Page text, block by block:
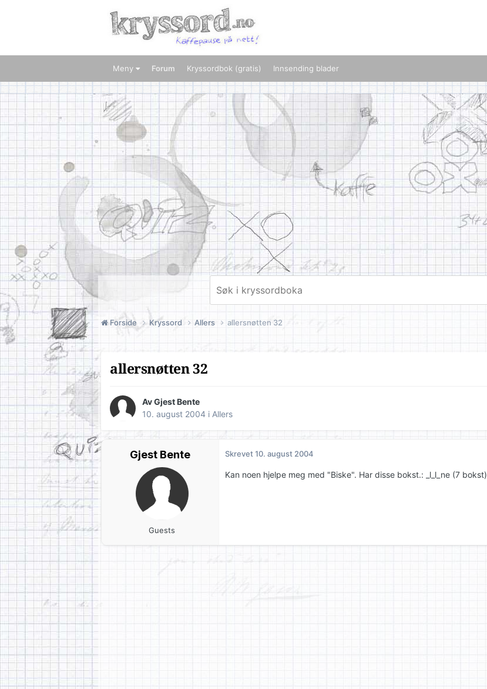
Meny Forum Kryssordbok (gratis) Innsending blader
Forside Kryssord Allers allersnøtten 32
allersnøtten 32
Av Gjest Bente
10. august 2004 i Allers
Gjest Bente
Guests
Skrevet10. august 2004
Kan noen hjelpe meg med "Biske". Har disse bokst.: _l_l_ne (7 bokst)